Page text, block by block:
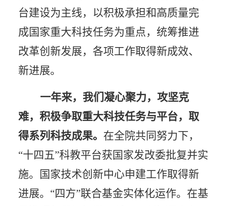
台建设为主线，以积极承担和高质量完
成国家重大科技任务为重点，统筹推进
改革创新发展，各项工作取得新成效、
新进展。
一年来，我们凝心聚力，攻坚克
难，积极争取重大科技任务与平台，取
得系列科技成果。 在全院共同努力下，
“十四五”科教平台获国家发改委批复并实
施。国家技术创新中心申建工作取得新
进展。“四方”联合基金实体化运作。在基